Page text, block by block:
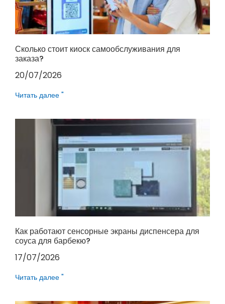
Сколько стоит киоск самообслуживания для
заказа?
20/07/2026
Читать далее "
Как работают сенсорные экраны диспенсера для
соуса для барбекю?
17/07/2026
Читать далее "